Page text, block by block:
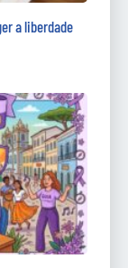
a liberdade